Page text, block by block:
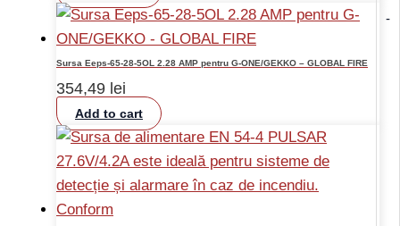
-
Sursa Eeps-65-28-5OL 2.28 AMP pentru G-ONE/GEKKO – GLOBAL FIRE
354,49 lei
Add to cart